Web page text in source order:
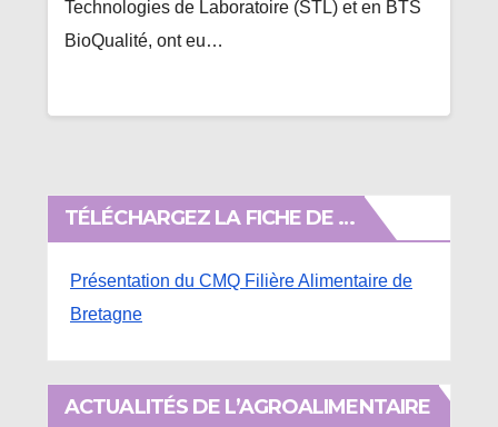
Technologies de Laboratoire (STL) et en BTS
BioQualité, ont eu…
TÉLÉCHARGEZ LA FICHE DE …
Présentation du CMQ Filière Alimentaire de
Bretagne
ACTUALITÉS DE L’AGROALIMENTAIRE